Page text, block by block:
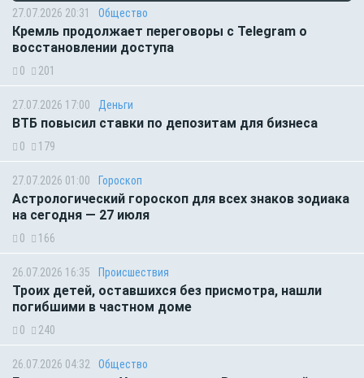
27.07.2026 20:31 Общество
Кремль продолжает переговоры с Telegram о
восстановлении доступа
0 201
27.07.2026 17:00 Деньги
ВТБ повысил ставки по депозитам для бизнеса
0 179
27.07.2026 01:00 Гороскоп
Астрологический гороскоп для всех знаков зодиака
на сегодня — 27 июля
0 166
26.07.2026 16:35 Происшествия
Троих детей, оставшихся без присмотра, нашли
погибшими в частном доме
0 240
26.07.2026 04:32 Общество